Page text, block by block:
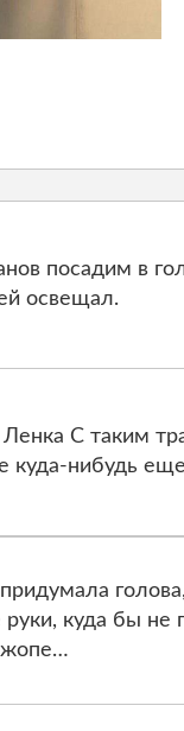
посадим в
освещал.
С таким
куда-нибудь
куда бы не
жопе…